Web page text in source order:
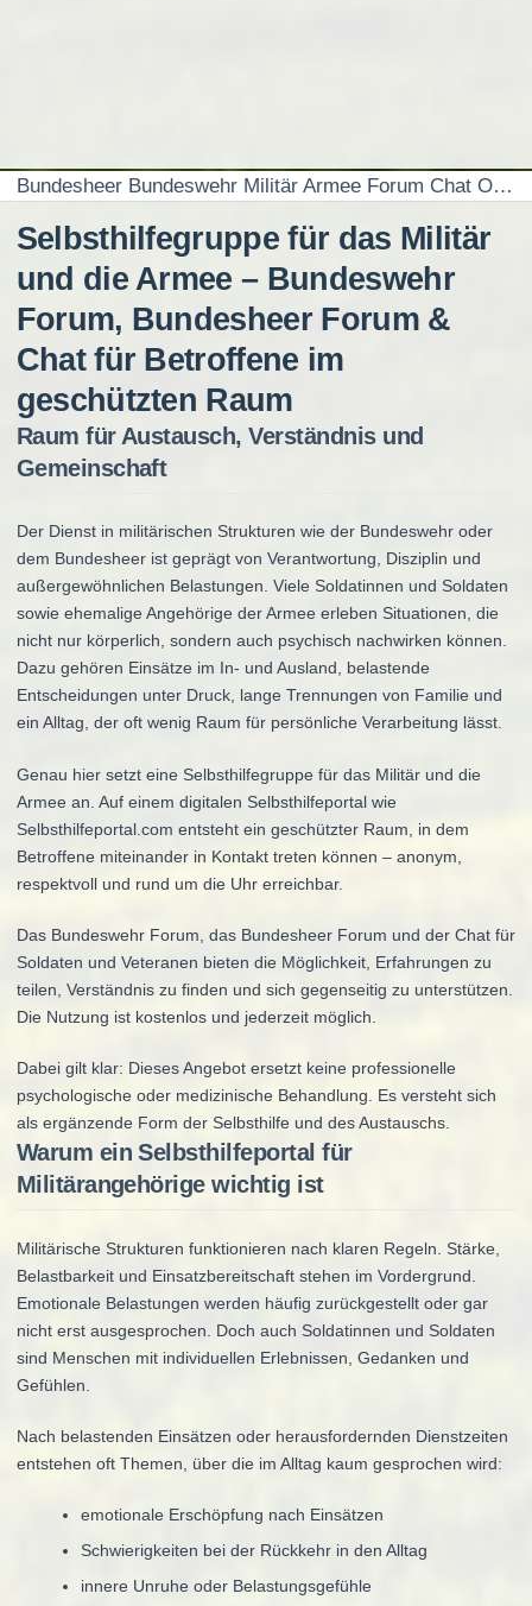
Bundesheer Bundeswehr Militär Armee Forum Chat Online Selbsthilfegruppe
Selbsthilfegruppe für das Militär
und die Armee – Bundeswehr
Forum, Bundesheer Forum &
Chat für Betroffene im
geschützten Raum
Raum für Austausch, Verständnis und
Gemeinschaft
Der Dienst in militärischen Strukturen wie der Bundeswehr oder
dem Bundesheer ist geprägt von Verantwortung, Disziplin und
außergewöhnlichen Belastungen. Viele Soldatinnen und Soldaten
sowie ehemalige Angehörige der Armee erleben Situationen, die
nicht nur körperlich, sondern auch psychisch nachwirken können.
Dazu gehören Einsätze im In- und Ausland, belastende
Entscheidungen unter Druck, lange Trennungen von Familie und
ein Alltag, der oft wenig Raum für persönliche Verarbeitung lässt.
Genau hier setzt eine Selbsthilfegruppe für das Militär und die
Armee an. Auf einem digitalen Selbsthilfeportal wie
Selbsthilfeportal.com entsteht ein geschützter Raum, in dem
Betroffene miteinander in Kontakt treten können – anonym,
respektvoll und rund um die Uhr erreichbar.
Das Bundeswehr Forum, das Bundesheer Forum und der Chat für
Soldaten und Veteranen bieten die Möglichkeit, Erfahrungen zu
teilen, Verständnis zu finden und sich gegenseitig zu unterstützen.
Die Nutzung ist kostenlos und jederzeit möglich.
Dabei gilt klar: Dieses Angebot ersetzt keine professionelle
psychologische oder medizinische Behandlung. Es versteht sich
als ergänzende Form der Selbsthilfe und des Austauschs.
Warum ein Selbsthilfeportal für
Militärangehörige wichtig ist
Militärische Strukturen funktionieren nach klaren Regeln. Stärke,
Belastbarkeit und Einsatzbereitschaft stehen im Vordergrund.
Emotionale Belastungen werden häufig zurückgestellt oder gar
nicht erst ausgesprochen. Doch auch Soldatinnen und Soldaten
sind Menschen mit individuellen Erlebnissen, Gedanken und
Gefühlen.
Nach belastenden Einsätzen oder herausfordernden Dienstzeiten
entstehen oft Themen, über die im Alltag kaum gesprochen wird:
emotionale Erschöpfung nach Einsätzen
Schwierigkeiten bei der Rückkehr in den Alltag
innere Unruhe oder Belastungsgefühle